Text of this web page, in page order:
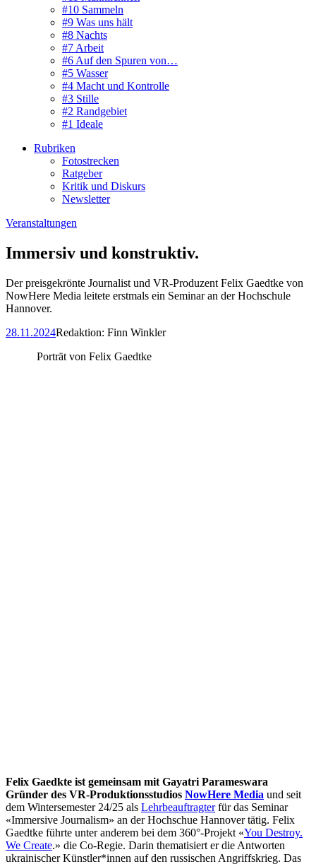
#10 Sammeln
#9 Was uns hält
#8 Nachts
#7 Arbeit
#6 Auf den Spuren von…
#5 Wasser
#4 Macht und Kontrolle
#3 Stille
#2 Randgebiet
#1 Ideale
Rubriken
Fotostrecken
Ratgeber
Kritik und Diskurs
Newsletter
Veranstaltungen
Immersiv und konstruktiv.
Der preisgekrönte Journalist und VR-Produzent Felix Gaedtke von
NowHere Media leitete erstmals ein Seminar an der Hochschule
Hannover.
28.11.2024Redaktion: Finn Winkler
Porträt von Felix Gaedtke
Felix Gaedkte ist gemeinsam mit Gayatri Parameswara
Gründer des VR-Produktionsstudios NowHere Media und seit
dem Wintersemester 24/25 als Lehrbeauftragterfür das Seminar
«Immersive Journalism» an der Hochschue Hannover tätig. Felix
Gaedtke führte unter anderem bei dem 360°-Projekt «You Destroy.
We Create.» die Co-Regie. Darin thematisiert er die Antworten
ukrainischer Künstler*innen auf den russischen Angriffskrieg. Das